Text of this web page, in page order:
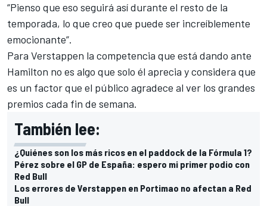
“Pienso que eso seguirá así durante el resto de la
temporada, lo que creo que puede ser increíblemente
emocionante”.
Para Verstappen la competencia que está dando ante
Hamilton no es algo que solo él aprecia y considera que
es un factor que el público agradece al ver los grandes
premios cada fin de semana.
También lee:
¿Quiénes son los más ricos en el paddock de la Fórmula 1?
Pérez sobre el GP de España: espero mi primer podio con
Red Bull
Los errores de Verstappen en Portimao no afectan a Red
Bull